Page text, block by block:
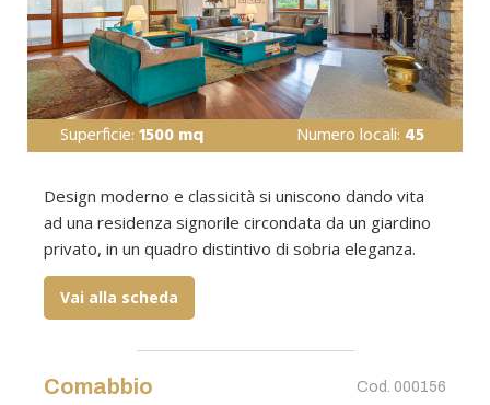
Superficie:1500 mq Numero locali: 45
Design moderno e classicità si uniscono dando vita
ad una residenza signorile circondata da un giardino
privato, in un quadro distintivo di sobria eleganza.
Vai alla scheda
Comabbio Cod. 000156